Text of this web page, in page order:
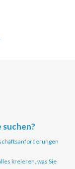
suchen?
kreieren, was Sie